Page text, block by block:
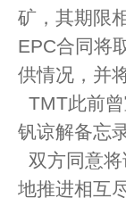
矿，其期限
EPC合同将
供情况，并
TMT此前
钒谅解备忘录
双方同意
地推进相互